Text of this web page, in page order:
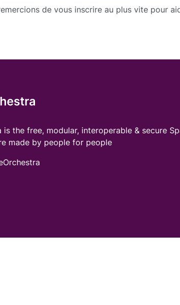
de vous inscrire au plus vite pour
is the free, modular, interoperable & secure
made by people for people